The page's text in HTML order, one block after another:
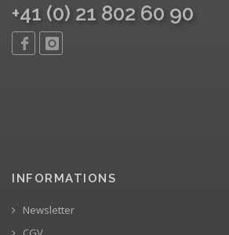
+41 (0) 21 802 60 90
INFORMATIONS
Newsletter